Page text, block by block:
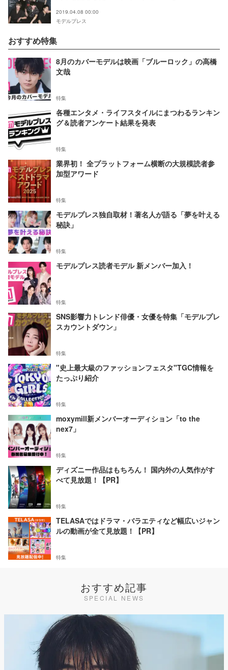
2019.04.08 00:00
モデルプレス
おすすめ特集
8月のカバーモデルは映画「ブルーロック」の高橋
文哉
特集
各種エンタメ・ライフスタイルにまつわるランキン
グ＆読者アンケート結果を発表
特集
業界初！ 全プラットフォーム横断の大規模読者参
加型アワード
特集
モデルプレス独自取材！著名人が語る「夢を叶える
秘訣」
特集
モデルプレス読者モデル 新メンバー加入！
特集
SNS影響力トレンド俳優・女優を特集「モデルプレ
スカウントダウン」
特集
"史上最大級のファッションフェスタ"TGC情報を
たっぷり紹介
特集
moxymill新メンバーオーディション「to the
nex7」
特集
ディズニー作品はもちろん！ 国内外の人気作がす
べて見放題！【PR】
特集
TELASAではドラマ・バラエティなど幅広いジャン
ルの動画が全て見放題！【PR】
特集
おすすめ記事
SPECIAL NEWS